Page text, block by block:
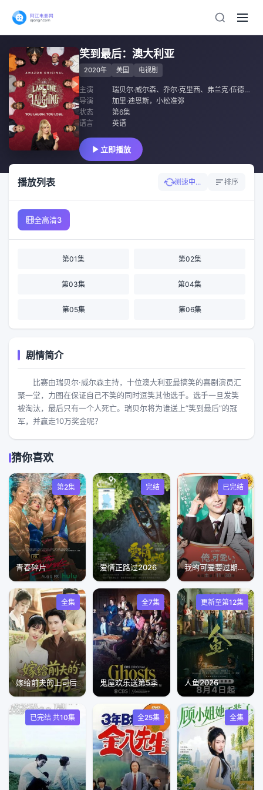
笑到最后：澳大利亚
2020年 美国 电视剧
主演 瑞贝尔·威尔森、 乔尔·克里西、 弗兰克·伍德利
导演
加里·迪恩斯，小松准弥
状态
第6集
语言
英语
立即播放
播放列表 测速中... 排序
全高清3
第01集 第02集
第03集 第04集
第05集 第06集
剧情简介
比赛由瑞贝尔·威尔森主持，十位澳大利亚最搞笑的喜剧演员汇
聚一堂，力图在保证自己不笑的同时逗笑其他选手。选手一旦发笑
被淘汰，最后只有一个人死亡。瑞贝尔将为谁送上“笑到最后”的冠
军，并赢走10万奖金呢？
猜你喜欢
第2集
青春碎片
完结
爱情正路过2026
已完结
我的可爱要过期了！？
全集
嫁给前夫的上司后
全7集
鬼屋欢乐送第5季
更新至第12集
人鱼2026
已完结 共10集 全25集 全集